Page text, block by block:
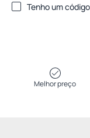
Tenho um código
Melhor preço